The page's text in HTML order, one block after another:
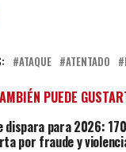
ATAQUE ATENTADO
PUEDE
dispara para 2026: 170
por fraude y